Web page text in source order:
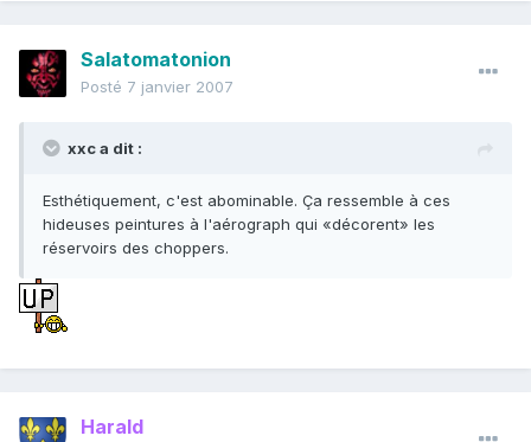
Salatomatonion
Posté 7 janvier 2007
xxc a dit :
Esthétiquement, c'est abominable. Ça ressemble à ces
hideuses peintures à l'aérograph qui «décorent» les
réservoirs des choppers.
Harald